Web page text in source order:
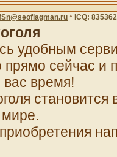
* ICQ:
удобным
прямо сейчас
вас время!